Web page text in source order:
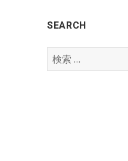
SEARCH
検
索